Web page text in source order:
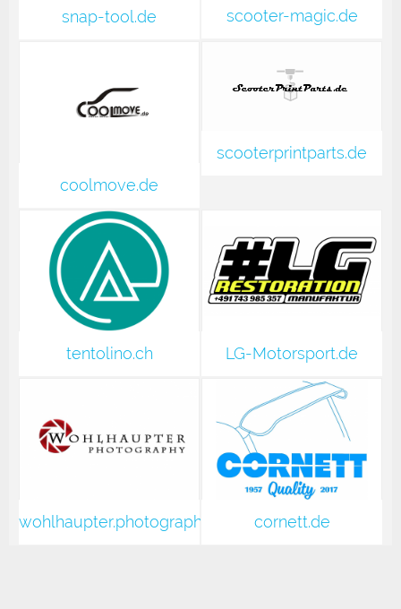
snap-tool.de scooter-magic.de
coolmove.de
scooterprintparts.de
tentolino.ch LG-Motorsport.de
wohlhaupter.photography cornett.de